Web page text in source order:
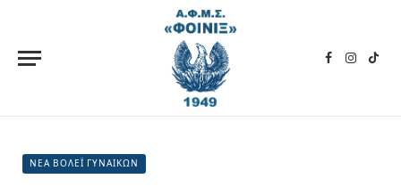
Facebook
ΝΕΑ ΒΟΛΕΪ ΓΥΝΑΙΚΩΝ